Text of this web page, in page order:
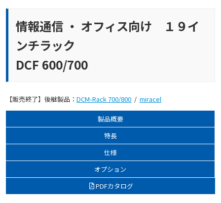
情報通信 ・ オフィス向け １９イ
ンチラック
DCF 600/700
【販売終了】後継製品： DCM-Rack 700/800 / miracel
製品概要
特長
仕様
オプション
PDFカタログ